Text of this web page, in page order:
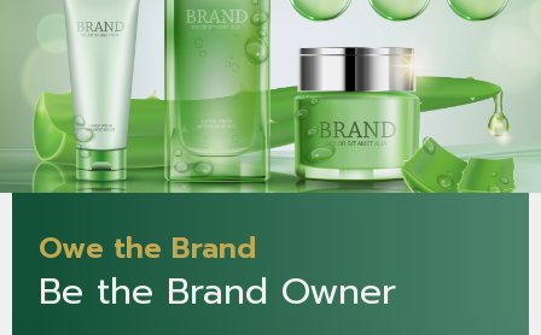
Owe the Brand
Be the Brand Owner